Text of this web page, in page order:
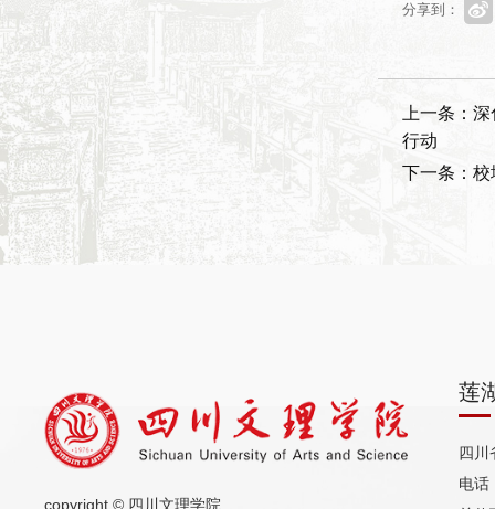
分享到：
上一条：
行动
下一条：
copyright © 四川文理学院
莲
四川
电话